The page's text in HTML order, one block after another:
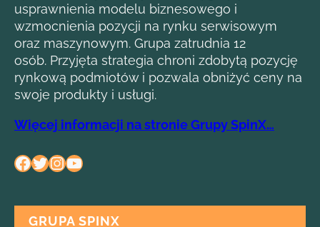
usprawnienia modelu biznesowego i
wzmocnienia pozycji na rynku serwisowym
oraz maszynowym. Grupa zatrudnia 12
osób. Przyjęta strategia chroni zdobytą pozycję
rynkową podmiotów i pozwala obniżyć ceny na
swoje produkty i usługi.
Więcej informacji na stronie Grupy SpinX…
Facebook Twitter InstagramYouTube
GRUPA SPINX